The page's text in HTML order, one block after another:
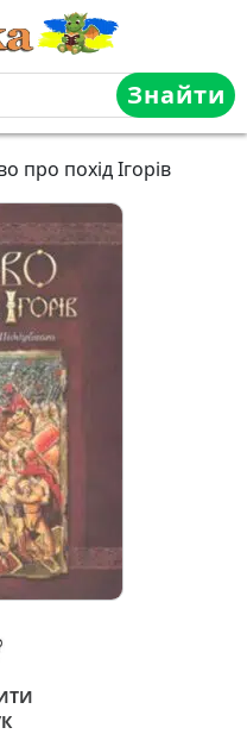
Знайти
про похід Ігорів